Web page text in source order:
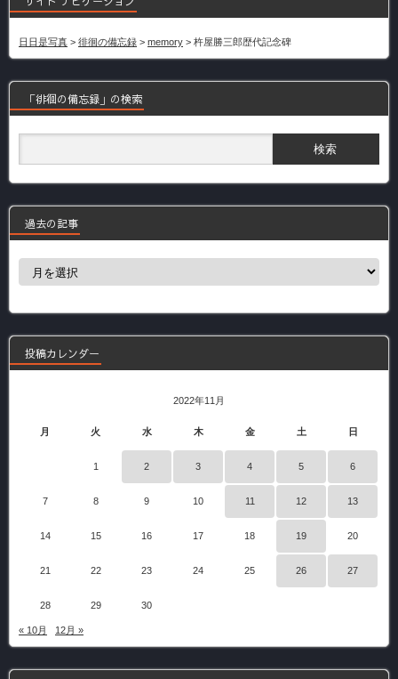
日日是写真 > 徘徊の備忘録 > memory > 杵屋勝三郎歴代記念碑
「徘徊の備忘録」の検索
過去の記事
過
事
投稿カレンダー
2022年11月
月 火 水 木 金 土 日
1 2 3 4 5 6
7 8 9 10 11 12 13
14 15 16 17 18 19 20
21 22 23 24 25 26 27
28 29 30
« 10月 12月 »